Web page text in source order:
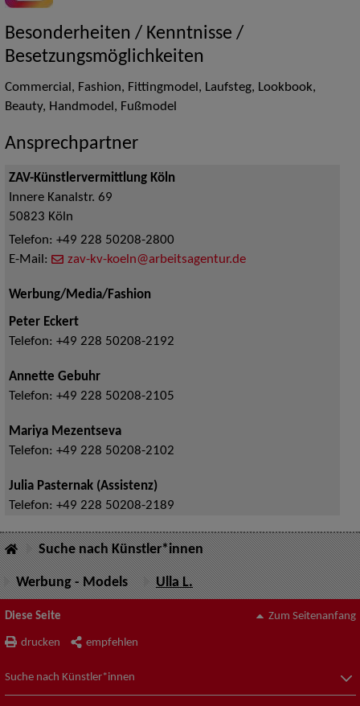
Besonderheiten / Kenntnisse /
Besetzungsmöglichkeiten
Commercial, Fashion, Fittingmodel, Laufsteg, Lookbook,
Beauty, Handmodel, Fußmodel
Ansprechpartner
ZAV-Künstlervermittlung Köln
Innere Kanalstr. 69
50823 Köln
Telefon: +49 228 50208-2800
E-Mail:
zav-kv-koeln@arbeitsagentur.de
Werbung/Media/Fashion
Peter Eckert
Telefon: +49 228 50208-2192
Annette Gebuhr
Telefon: +49 228 50208-2105
Mariya Mezentseva
Telefon: +49 228 50208-2102
Julia Pasternak (Assistenz)
Telefon: +49 228 50208-2189
Suche nach Künstler*innen
Werbung - Models Ulla L.
Diese Seite
drucken empfehlen
Zum Seitenanfang
Suche nach Künstler*innen